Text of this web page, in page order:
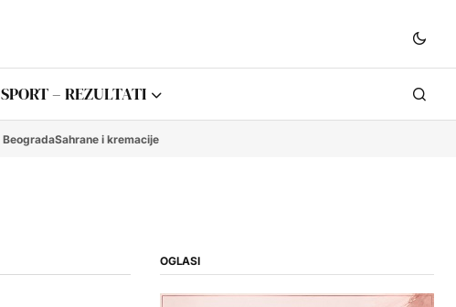
SPORT – REZULTATI
Sahrane i kremacije
OGLASI